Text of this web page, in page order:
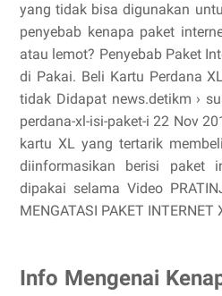
yang tidak bisa digunakan
penyebab kenapa paket
atau lemot? Penyebab Paket
di Pakai. Beli Kartu Perdana
tidak Didapat news.detikm ›
perdana-xl-isi-paket-i 22 Nov
kartu XL yang tertarik
diinformasikan berisi paket
dipakai selama Video
MENGATASI PAKET INTERNET
Info Mengenai